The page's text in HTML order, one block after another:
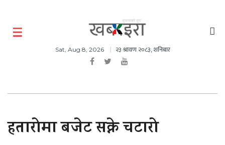
Sat, Aug 8, 2026 २३ श्रावण २०८३, शनिबार
हतारोमा बजेट सक्ने चटारो